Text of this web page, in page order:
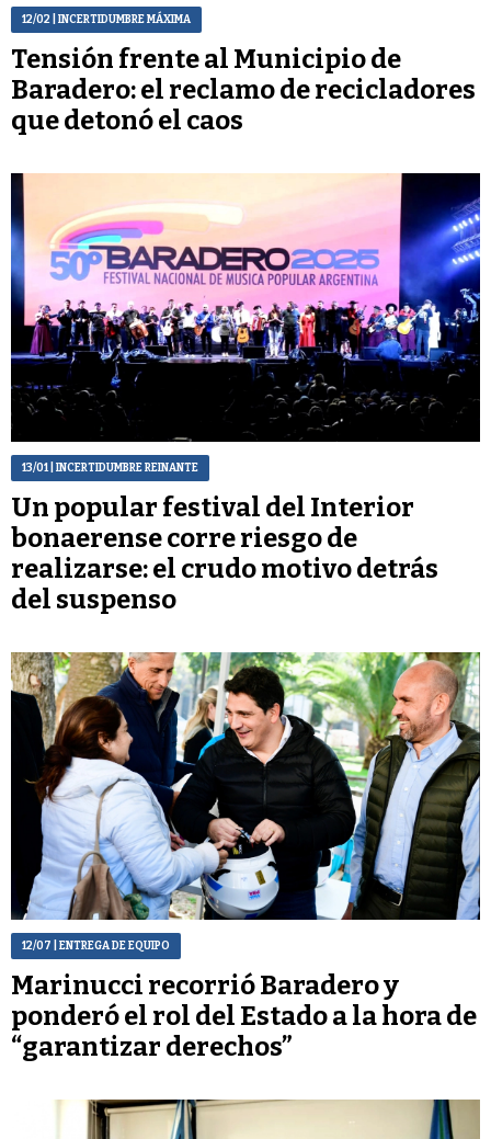
12/02 | INCERTIDUMBRE MÁXIMA
Tensión frente al Municipio de
Baradero: el reclamo de recicladores
que detonó el caos
13/01| INCERTIDUMBRE REINANTE
Un popular festival del Interior
bonaerense corre riesgo de
realizarse: el crudo motivo detrás
del suspenso
12/07 | ENTREGA DE EQUIPO
Marinucci recorrió Baradero y
ponderó el rol del Estado a la hora de
“garantizar derechos”